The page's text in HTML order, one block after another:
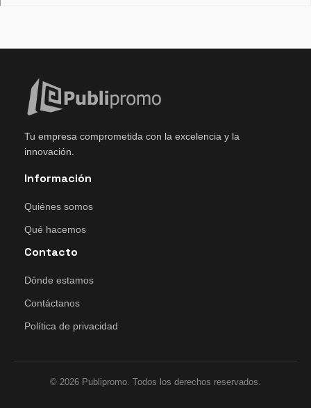
Tu empresa comprometida con la excelencia y la
innovación.
Información
Quiénes somos
Qué hacemos
Contacto
Dónde estamos
Contáctanos
Política de privacidad
© 2026 Publipromo. Todos los derechos reservados.